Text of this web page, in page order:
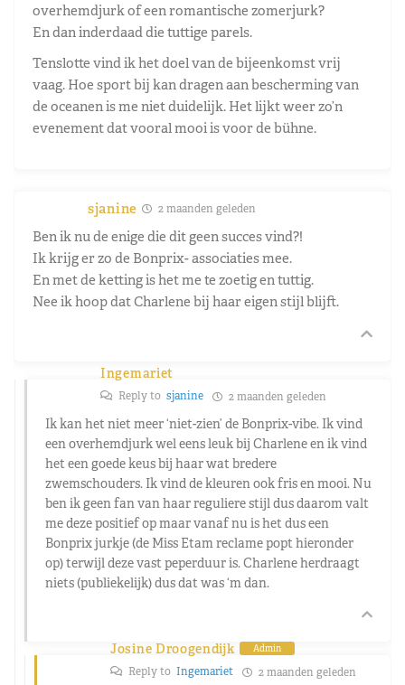
overhemdjurk of een romantische zomerjurk?
En dan inderdaad die tuttige parels.
Tenslotte vind ik het doel van de bijeenkomst vrij
vaag. Hoe sport bij kan dragen aan bescherming van
de oceanen is me niet duidelijk. Het lijkt weer zo’n
evenement dat vooral mooi is voor de bühne.
sjanine 2 maanden geleden
Ben ik nu de enige die dit geen succes vind?!
Ik krijg er zo de Bonprix- associaties mee.
En met de ketting is het me te zoetig en tuttig.
Nee ik hoop dat Charlene bij haar eigen stijl blijft.
Ingemariet
Reply to sjanine 2 maanden geleden
Ik kan het niet meer ‘niet-zien’ de Bonprix-vibe. Ik vind
een overhemdjurk wel eens leuk bij Charlene en ik vind
het een goede keus bij haar wat bredere
zwemschouders. Ik vind de kleuren ook fris en mooi. Nu
ben ik geen fan van haar reguliere stijl dus daarom valt
me deze positief op maar vanaf nu is het dus een
Bonprix jurkje (de Miss Etam reclame popt hieronder
op) terwijl deze vast peperduur is. Charlene herdraagt
niets (publiekelijk) dus dat was ‘m dan.
Josine Droogendijk Admin
Reply to Ingemariet 2 maanden geleden